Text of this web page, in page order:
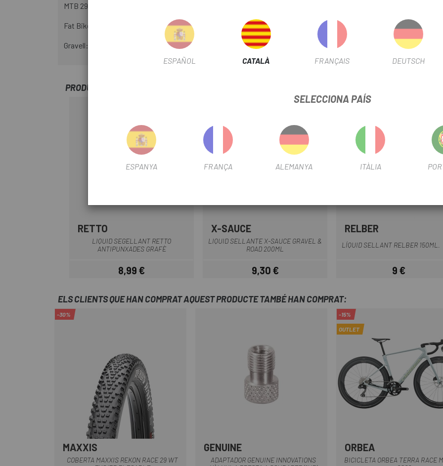
MTB 29”: 80-100 ml.
Fat Bike: 170-200 ml.
Gravell: 60-80ml.
PRODUCTOS SIMILARES
RETTO
LIQUID SEGELLANT RETTO
ANTIPUNXADES GRAFÈ
Preu
8,99 €
X-SAUCE
LIQUID SELLANTE X-SAUCE GRAVEL &
ROAD 200ML
Preu
9,30 €
RELBER
LÍQUID SELLANT RELBER 150ML.
Preu
9 €
ELS CLIENTS QUE HAN COMPRAT AQUEST PRODUCTE TAMBÉ HAN COMPRAT:
-30%
MAXXIS
COBERTA MAXXIS REKON RACE 29 WT
GENUINE
ADAPTADOR GENUINE INNOVATIONS
-15%
OUTLET
ORBEA
BICICLETA ORBEA TERRA RACE
ESPAÑOL CATALÀ FRANÇAIS DEUTSCH
SELECCIONA PAÍS
ESPANYA FRANÇA ALEMANYA ITÀLIA